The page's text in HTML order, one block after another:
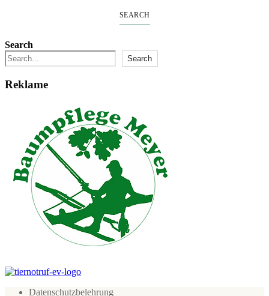
SEARCH
Search
Search
Reklame
Datenschutzbelehrung